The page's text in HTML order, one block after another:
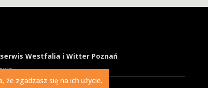
Westfalia i Witter Poznań
zgadzasz się na ich użycie.